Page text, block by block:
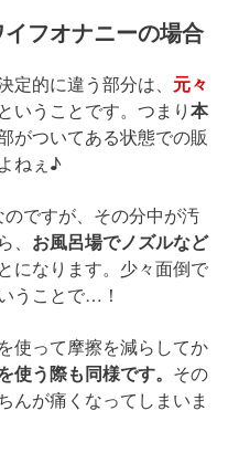
フオナニーの場合
的に違う部分は、 元々
ということです。つまり本
がついてある状態での販
ねぇ♪
のですが、その分中が汚
お風呂場でノズルなど
になります。少々面倒で
うことで…！
を使って摩擦を減らしてか
使う際も同様です。 その
んが痛くなってしまいま